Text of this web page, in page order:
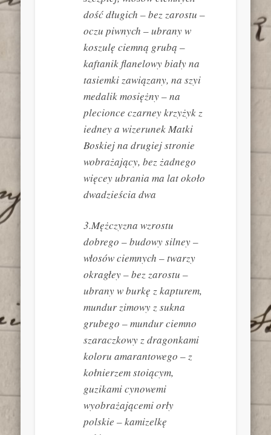
dość długich – bez zarostu –
oczu piwnych – ubrany w
koszulę ciemną grubą –
kaftanik flanelowy biały na
tasiemki zawiązany, na szyi
medalik mosiężny – na
plecionce czarney krzyżyk z
iedney a wizerunek Matki
Boskiej na drugiej stronie
wobrażający, bez żadnego
więcey ubrania ma lat około
dwadzieścia dwa
3.Mężczyzna wzrostu
dobrego – budowy silney –
włosów ciemnych – twarzy
okragłey – bez zarostu –
ubrany w burkę z kapturem,
mundur zimowy z sukna
grubego – mundur ciemno
szaraczkowy z dragonkami
koloru amarantowego – z
kołnierzem stoiącym,
guzikami cynowemi
wyobrażającemi orły
polskie – kamizelkę